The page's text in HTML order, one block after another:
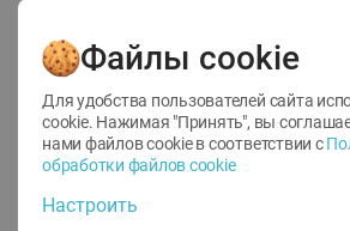
12
1.05 руб./
Файлы cookie
Для удобства пользователей сайта
cookie. Нажимая "Принять", вы
нами файлов cookie в соответствии с
обработки файлов cookie
Настроить